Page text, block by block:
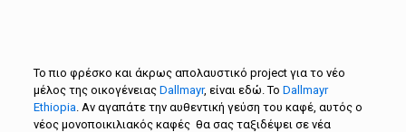
To πιο φρέσκο και άκρως απολαυστικό project για το νέο
μέλος της οικογένειας Dallmayr, είναι εδώ. Το Dallmayr
Ethiοpia. Αν αγαπάτε την αυθεντική γεύση του καφέ, αυτός ο
νέος μονοποικιλιακός καφές θα σας ταξιδέψει σε νέα